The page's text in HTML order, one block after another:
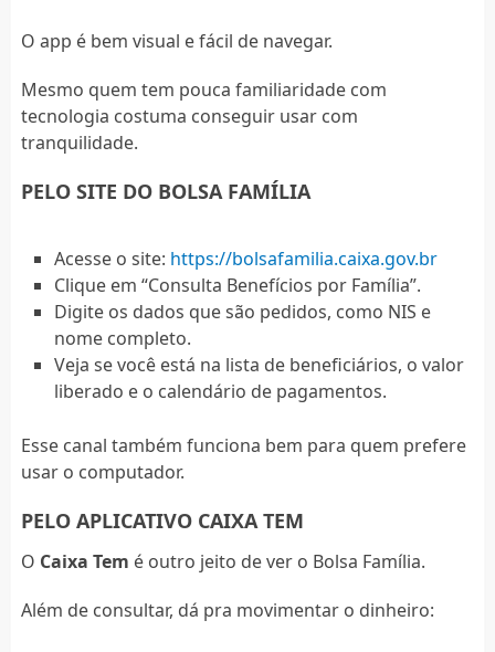
O app é bem visual e fácil de navegar.
Mesmo quem tem pouca familiaridade com
tecnologia costuma conseguir usar com
tranquilidade.
PELO SITE DO BOLSA FAMÍLIA
Acesse o site: https://bolsafamilia.caixa.gov.br
Clique em “Consulta Benefícios por Família”.
Digite os dados que são pedidos, como NIS e
nome completo.
Veja se você está na lista de beneficiários, o valor
liberado e o calendário de pagamentos.
Esse canal também funciona bem para quem prefere
usar o computador.
PELO APLICATIVO CAIXA TEM
O Caixa Tem é outro jeito de ver o Bolsa Família.
Além de consultar, dá pra movimentar o dinheiro: